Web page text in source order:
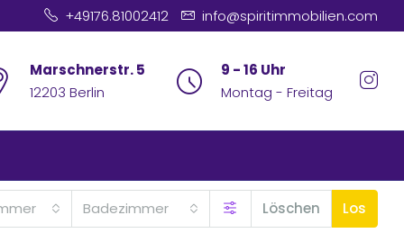
+49176.81002412 info@spiritimmobilien.com
Marschnerstr. 5
12203 Berlin
9 - 16 Uhr
Montag - Freitag
Badezimmer Löschen Los